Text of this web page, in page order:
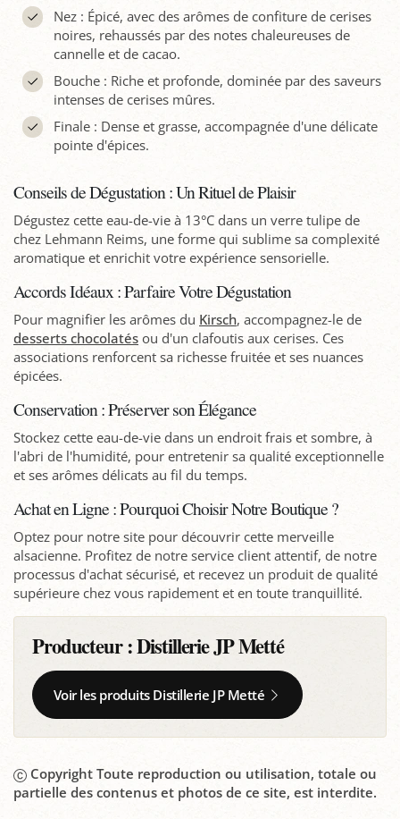
Nez : Épicé, avec des arômes de confiture de cerises
noires, rehaussés par des notes chaleureuses de
cannelle et de cacao.
Bouche : Riche et profonde, dominée par des saveurs
intenses de cerises mûres.
Finale : Dense et grasse, accompagnée d'une délicate
pointe d'épices.
Conseils de Dégustation : Un Rituel de Plaisir
Dégustez cette eau-de-vie à 13°C dans un verre tulipe de
chez Lehmann Reims, une forme qui sublime sa complexité
aromatique et enrichit votre expérience sensorielle.
Accords Idéaux : Parfaire Votre Dégustation
Pour magnifier les arômes du Kirsch, accompagnez-le de
desserts chocolatés ou d'un clafoutis aux cerises. Ces
associations renforcent sa richesse fruitée et ses nuances
épicées.
Conservation : Préserver son Élégance
Stockez cette eau-de-vie dans un endroit frais et sombre, à
l'abri de l'humidité, pour entretenir sa qualité exceptionnelle
et ses arômes délicats au fil du temps.
Achat en Ligne : Pourquoi Choisir Notre Boutique ?
Optez pour notre site pour découvrir cette merveille
alsacienne. Profitez de notre service client attentif, de notre
processus d'achat sécurisé, et recevez un produit de qualité
supérieure chez vous rapidement et en toute tranquillité.
Producteur :Distillerie JP Metté
Voir les produits Distillerie JP Metté
Copyright Toute reproduction ou utilisation, totale ou
partielle des contenus et photos de ce site, est interdite.